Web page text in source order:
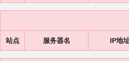
站点 服务器名 IP地